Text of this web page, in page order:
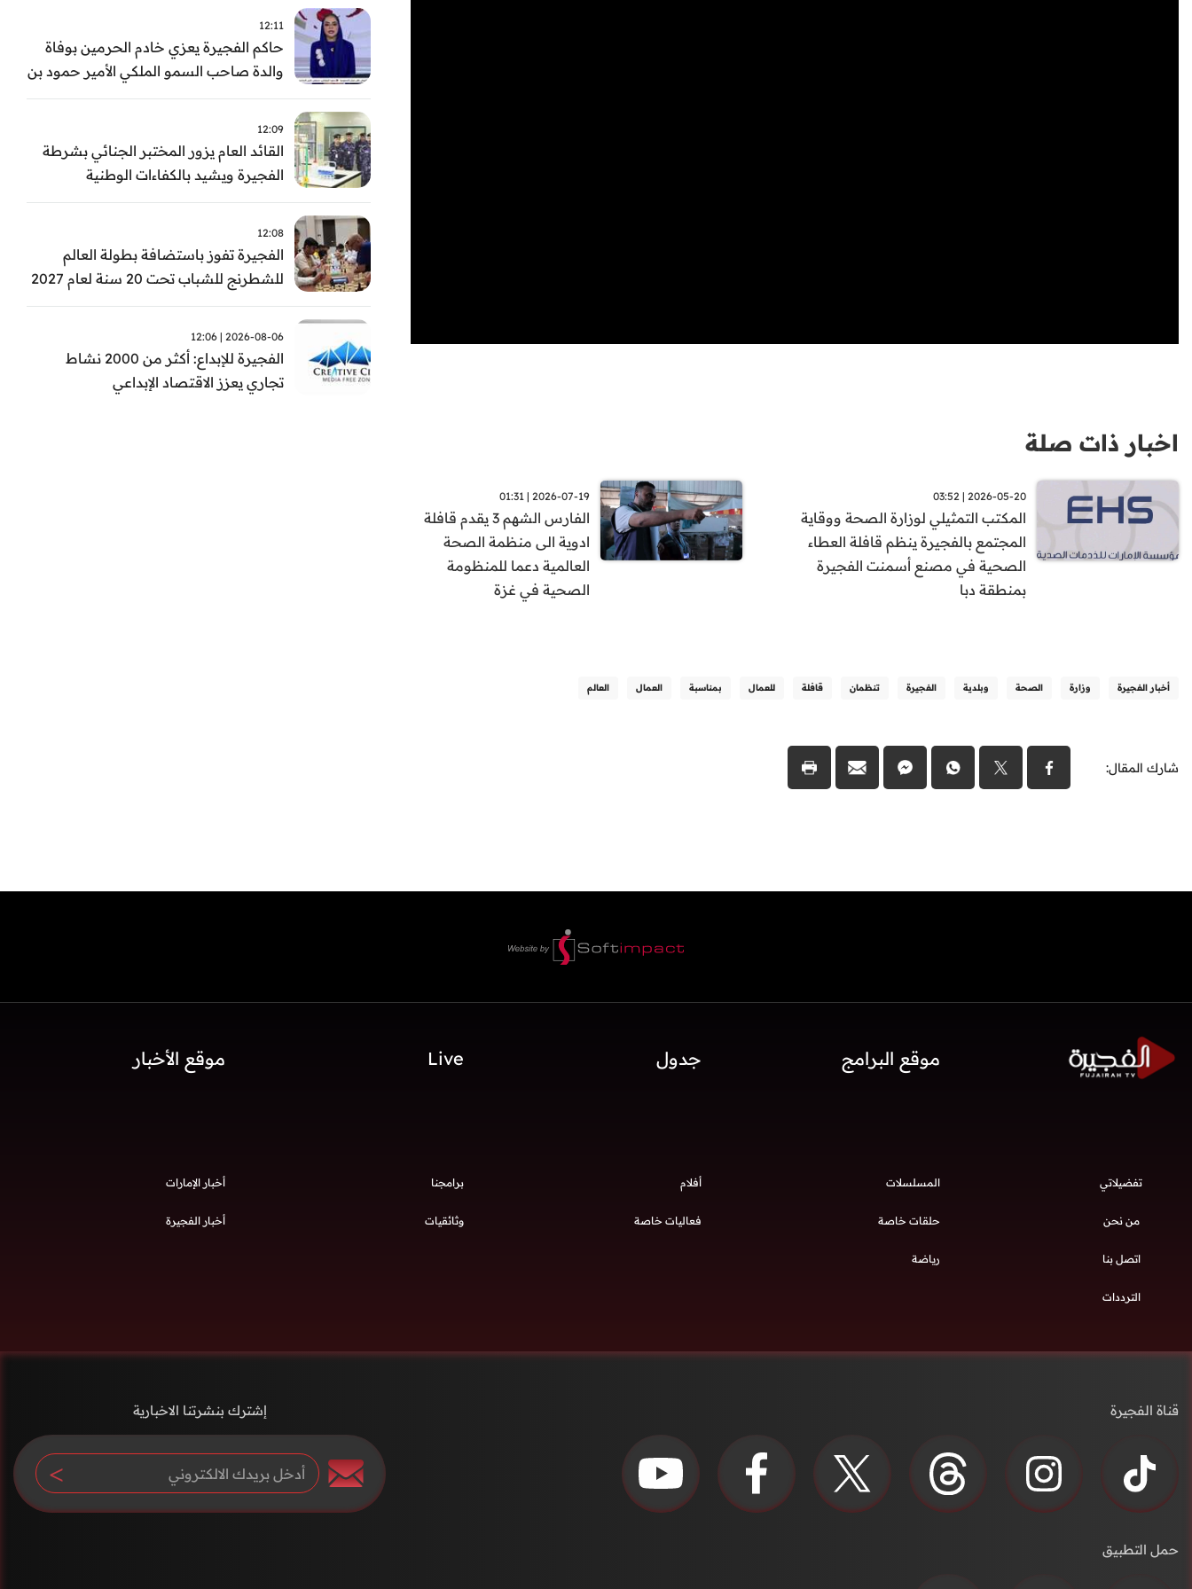
اخبار ذات صلة
2026-05-20 | 03:52
المكتب التمثيلي لوزارة الصحة ووقاية
المجتمع بالفجيرة ينظم قافلة العطاء
الصحية في مصنع أسمنت الفجيرة
بمنطقة دبا
2026-07-19 | 01:31
الفارس الشهم 3 يقدم قافلة
ادوية الى منظمة الصحة
العالمية دعما للمنظومة
الصحية في غزة
أخبار الفجيرة وزارة الصحة وبلدية الفجيرة تنظمان قافلة للعمال بمناسبة العمال العالم
شارك المقال:
12:11
حاكم الفجيرة يعزي خادم الحرمين بوفاة
والدة صاحب السمو الملكي الأمير حمود بن
سعود بن عبد العزيز آل سعود
12:09
القائد العام يزور المختبر الجنائي بشرطة
الفجيرة ويشيد بالكفاءات الوطنية
والتقنيات الحديثة
12:08
الفجيرة تفوز باستضافة بطولة العالم
للشطرنج للشباب تحت 20 سنة لعام 2027
2026-08-06 | 12:06
الفجيرة للإبداع: أكثر من 2000 نشاط
تجاري يعزز الاقتصاد الإبداعي
موقع البرامج جدول Live موقع الأخبار
تفضيلاتي
من نحن
اتصل بنا
الترددات
المسلسلات أفلام برامجنا
حلقات خاصة فعاليات خاصة وثائقيات
رياضة
أخبار الإمارات
أخبار الفجيرة
قناة الفجيرة
حمل التطبيق
إشترك بنشرتنا الاخبارية